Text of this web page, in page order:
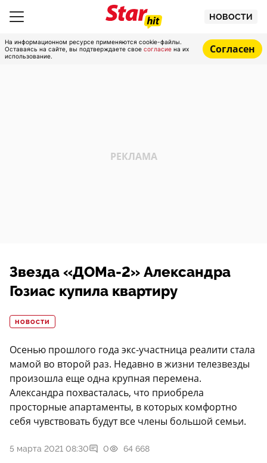
НОВОСТИ
На информационном ресурсе применяются cookie-файлы.
Оставаясь на сайте, вы подтверждаете свое согласие на их
использование.
Согласен
Звезда «ДОМа-2» Александра
Гозиас купила квартиру
НОВОСТИ
Осенью прошлого года экс-участница реалити стала
мамой во второй раз. Недавно в жизни телезвезды
произошла еще одна крупная перемена.
Александра похвасталась, что приобрела
просторные апартаменты, в которых комфортно
себя чувствовать будут все члены большой семьи.
5 марта 2021 08:30 0 64 668